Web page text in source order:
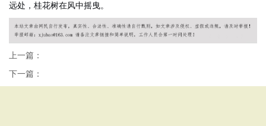
远处，桂花树在风中摇曳。
上一篇：
下一篇：